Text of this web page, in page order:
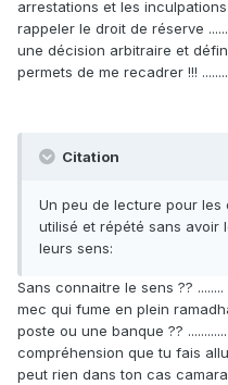
arrestations et les
rappeler le droit de réserve
une décision arbitraire et
permets de me recadrer !!!
Citation
Un peu de lecture pour les
utilisé et répété sans avoir
leurs sens:
Sans connaitre le sens ??
mec qui fume en plein
poste ou une banque ??
compréhension que tu fais
peut rien dans ton cas